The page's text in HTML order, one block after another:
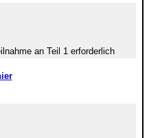
an Teil 1 erforderlich